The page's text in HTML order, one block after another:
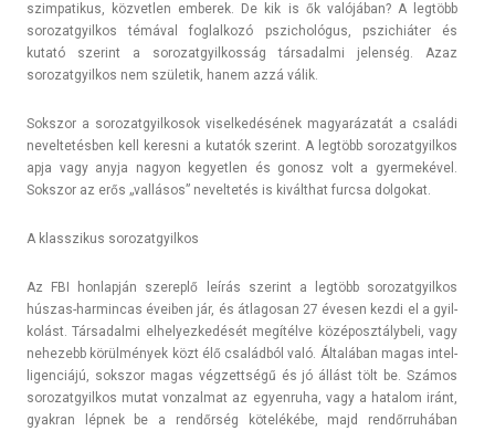
szim­patikus, köz­vetl­en em­berek. De kik is ők valójában? A legtöbb
sorozat­gyil­kos témával fog­lalkozó pszic­hológus, pszic­hiát­er és
kutató szerint a sorozat­gyil­kosság tár­sadal­mi jelen­ség. Azaz
sorozat­gyil­kos nem születik, hanem azzá válik.
Sokszor a sorozat­gyil­kosok visel­kedésének magyarázatát a családi
nevel­tetésb­en kell keres­ni a kutatók szerint. A legtöbb sorozat­gyil­kos
apja vagy anyja nagyon kegyetl­en és gonosz volt a gyer­mekével.
Sokszor az erős „vallásos” nevel­tetés is kiválthat furcsa dol­gokat.
A klasszikus sorozat­gyil­kos
Az FBI hon­lapján szereplő leírás szerint a legtöbb sorozat­gyil­kos
húszas-harmincas éveib­en jár, és átlagosan 27 évesen kezdi el a gyil­
kolást. Tár­sadal­mi el­helyez­kedését megítélve középosztálybeli, vagy
nehezebb körülmények közt élő családból való. Általában magas in­tel­
ligen­ciájú, sokszor magas vég­zettségű és jó állást tölt be. Számos
sorozat­gyil­kos mutat von­zalmat az egyen­ruha, vagy a hatalom iránt,
gyak­ran lépnek be a rendőrség kötelékébe, majd rendőrruhában